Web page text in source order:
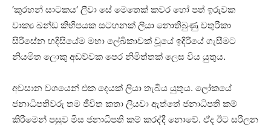
‘කුරහන් සාටකය‘ ලීවා සේ මෙතෙක් කවර හෝ පත් ඉරුවක
වාක්‍ය ඛන්ඩ කිහිපයක සටහනක් ලියා නොතිබුණු චතුරිකා
සිරිසේන හදිසියේම මහා ලේඛිකාවක් වූයේ ඉදිරියේ ගැසීමට
නියමිත ලොකු අඩව්වක පෙර නිමිත්තක් ලෙස විය යුතුය.
අවසාන වශයෙන් එක දෙයක් ලියා තැබිය යුතුය. ලෝකයේ
ජනාධිපතිවරු තම ජීවිත කතා ලියවා ඇත්තේ ජනාධිපති කම්
කිරීමෙන් පසුව මිස ජනාධිපති කම් කරද්දී නොවේ. ඒද ඊට සරිලන